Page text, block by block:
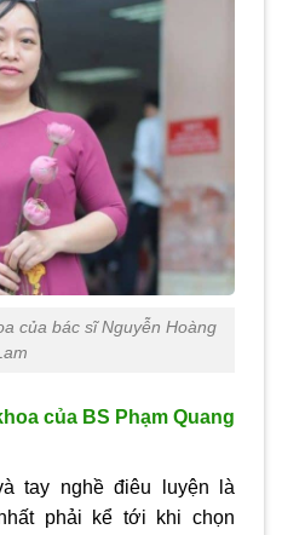
của bác sĩ Nguyễn Hoàng
của BS Phạm Quang
tay nghề điêu luyện là
phải kể tới khi chọn